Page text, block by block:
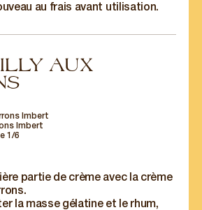
au frais avant utilisation.
AUX
Imbert
Imbert
1/6
partie de crème avec la crème
la masse gélatine et le rhum,